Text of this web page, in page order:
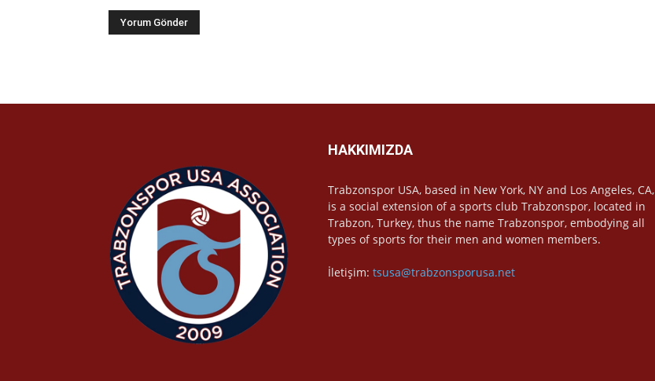
HAKKIMIZDA
Trabzonspor USA, based in New York, NY and Los Angeles, CA,
is a social extension of a sports club Trabzonspor, located in
Trabzon, Turkey, thus the name Trabzonspor, embodying all
types of sports for their men and women members.
İletişim: tsusa@trabzonsporusa.net